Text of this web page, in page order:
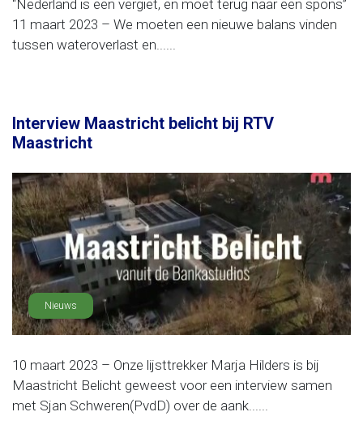
“Nederland is een vergiet, en moet terug naar een spons”
11 maart 2023 – We moeten een nieuwe balans vinden
tussen wateroverlast en......
Interview Maastricht belicht bij RTV
Maastricht
Nieuws
10 maart 2023 – Onze lijsttrekker Marja Hilders is bij
Maastricht Belicht geweest voor een interview samen
met Sjan Schweren(PvdD) over de aank......